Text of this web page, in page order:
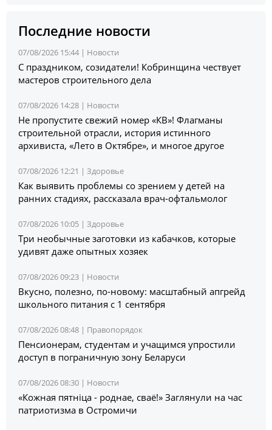
Последние новости
07/08/2026 15:44 | Новости
С праздником, созидатели! Кобринщина чествует
мастеров строительного дела
07/08/2026 14:28 | Новости
Не пропустите свежий номер «КВ»! Флагманы
строительной отрасли, история истинного
архивиста, «Лето в Октябре», и многое другое
07/08/2026 12:21 | Здоровье
Как выявить проблемы со зрением у детей на
ранних стадиях, рассказала врач-офтальмолог
07/08/2026 10:05 | Здоровье
Три необычные заготовки из кабачков, которые
удивят даже опытных хозяек
07/08/2026 09:23 | Новости
Вкусно, полезно, по-новому: масштабный апгрейд
школьного питания с 1 сентября
07/08/2026 08:48 | Правопорядок
Пенсионерам, студентам и учащимся упростили
доступ в пограничную зону Беларуси
07/08/2026 08:30 | Новости
«Кожная пятніца - роднае, сваё!» Заглянули на час
патриотизма в Остромичи